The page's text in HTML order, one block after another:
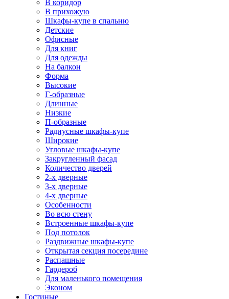
В коридор
В прихожую
Шкафы-купе в спальню
Детские
Офисные
Для книг
Для одежды
На балкон
Форма
Высокие
Г-образные
Длинные
Низкие
П-образные
Радиусные шкафы-купе
Широкие
Угловые шкафы-купе
Закругленный фасад
Количество дверей
2-х дверные
3-х дверные
4-х дверные
Особенности
Во всю стену
Встроенные шкафы-купе
Под потолок
Раздвижные шкафы-купе
Открытая секция посередине
Распашные
Гардероб
Для маленького помещения
Эконом
Гостиные